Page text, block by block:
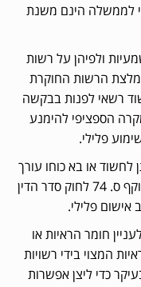
לממשלה הינם משנת
ולפיהן על רשות
הרשות החוקרת
רשאי לפנות בבקשה
הספציפי להימנע
פלילי.
לחשוד או בא כוחו עורך
דין פלילי את זכות העיון בחומר חקירה מתוקף ס. 74 לחוק סדר הדין
אישום פלילי.
חומר הראיות או
המצוי בידי רשויות
כדי ליצן אפשרות